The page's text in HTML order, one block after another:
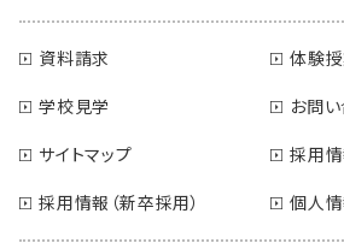
資料請求
体験
学校見学
お問
サイトマップ
採用情
採用情報（新卒採用）
個人